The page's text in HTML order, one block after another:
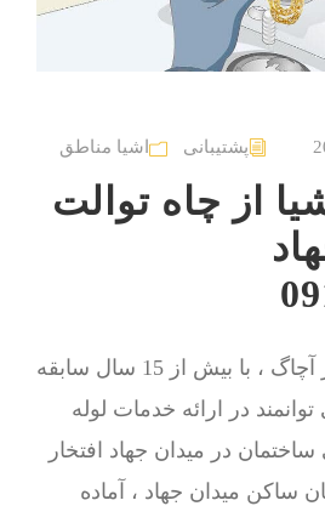
پشتیبانی اشیا مناطق
از چاه توالت
گروه فنی آذین گستر آچاگ ، با بیش از 15 سال سابقه
در ارائه خدمات لوله
در میدان جهاد افتخار
ساکن میدان جهاد ، آماده